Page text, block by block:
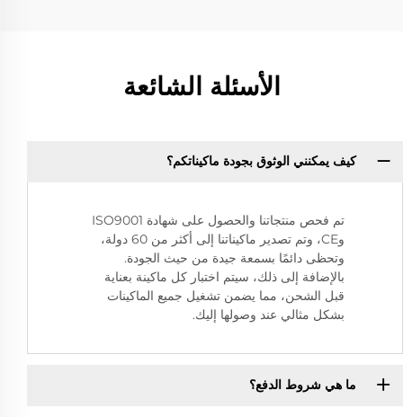
الأسئلة الشائعة
كيف يمكنني الوثوق بجودة ماكيناتكم؟
تم فحص منتجاتنا والحصول على شهادة ISO9001
وCE، وتم تصدير ماكيناتنا إلى أكثر من 60 دولة،
وتحظى دائمًا بسمعة جيدة من حيث الجودة.
بالإضافة إلى ذلك، سيتم اختبار كل ماكينة بعناية
قبل الشحن، مما يضمن تشغيل جميع الماكينات
بشكل مثالي عند وصولها إليك.
ما هي شروط الدفع؟